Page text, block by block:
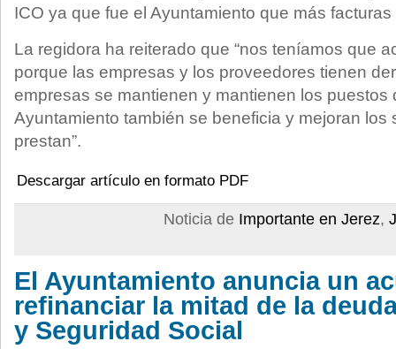
ICO ya que fue el Ayuntamiento que más
La regidora ha reiterado que “nos teníamos que
porque las empresas y los proveedores tienen
empresas se mantienen y mantienen los puestos
Ayuntamiento también se beneficia y mejoran los
prestan”.
Descargar artículo en formato PDF
Noticia de Importante en Jerez,
El Ayuntamiento anuncia un
refinanciar la mitad de la
y Seguridad Social